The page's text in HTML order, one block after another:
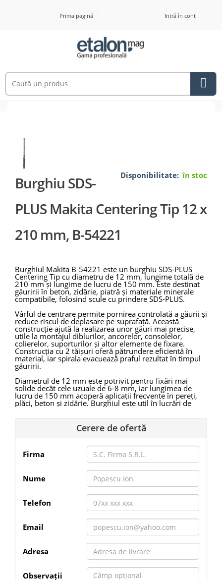
Prima pagină Intră în cont
Disponibilitate: în stoc
Burghiu SDS-
PLUS Makita Centering Tip 12 x
210 mm, B-54221
Burghiul Makita B-54221 este un burghiu SDS-PLUS
Centering Tip cu diametru de 12 mm, lungime totală de
210 mm și lungime de lucru de 150 mm. Este destinat
găuririi în beton, zidărie, piatră și materiale minerale
compatibile, folosind scule cu prindere SDS-PLUS.
Vârful de centrare permite pornirea controlată a găurii și
reduce riscul de deplasare pe suprafață. Această
construcție ajută la realizarea unor găuri mai precise,
utile la montajul diblurilor, ancorelor, consolelor,
colierelor, suporturilor și altor elemente de fixare.
Construcția cu 2 tăișuri oferă pătrundere eficientă în
material, iar spirala evacuează praful rezultat în timpul
găuririi.
Diametrul de 12 mm este potrivit pentru fixări mai
solide decât cele uzuale de 6-8 mm, iar lungimea de
lucru de 150 mm acoperă aplicații frecvente în pereți,
plăci, beton și zidărie. Burghiul este util în lucrări de
tehnice și întreținere.
Makita B-54221 trebuie folosit cu presiune controlată și
cu o sculă compatibilă SDS-PLUS. Pentru fixări sigure,
gaura trebuie curățată de praf înainte de introducerea
diblului sau ancorei.
Caracteristici tehnice:
Cod produs: B-54221
Tip produs: burghiu SDS-PLUS Centering Tip
Diametru: 12 mm
Lungime totală: 210 mm
Lungime de lucru: 150 mm
Prindere: SDS-PLUS
Tip tăiere: 2 tăișuri
Vârf: carbură cu centrare
Materiale recomandate: beton, zidărie, piatră
Cantitate: 1 bucată
Cerere de ofertă
Firma
Nume
Telefon
Email
Adresa
Observații